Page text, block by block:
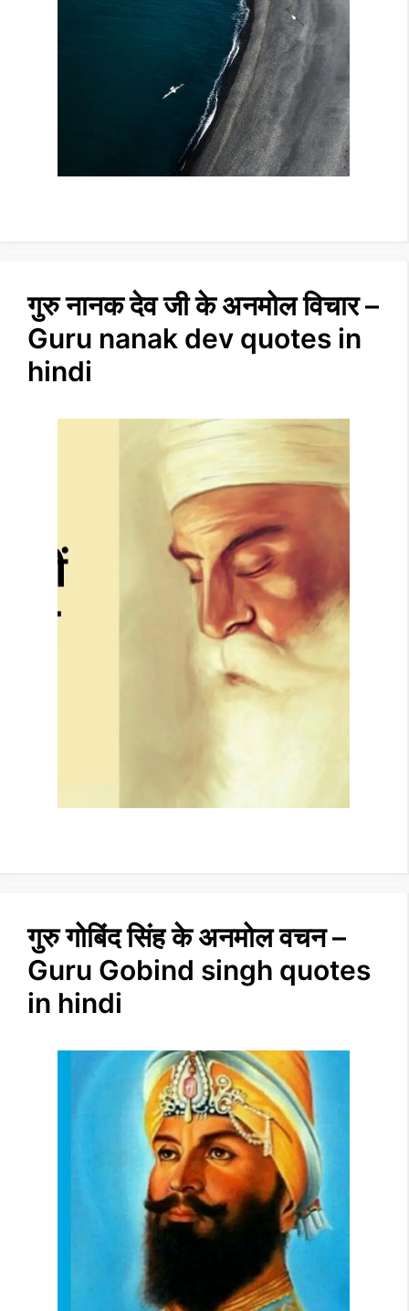
गुरु नानक देव जी के अनमोल विचार –
Guru nanak dev quotes in
hindi
गुरु गोबिंद सिंह के अनमोल वचन –
Guru Gobind singh quotes
in hindi